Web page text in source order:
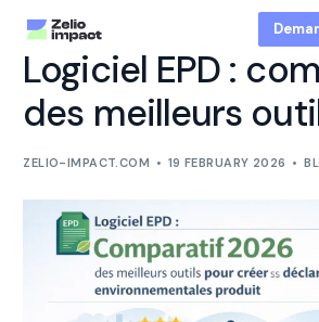
Logiciel EPD :
des meilleurs
ZELIO-IMPACT.COM 19 FEBRUARY 2026